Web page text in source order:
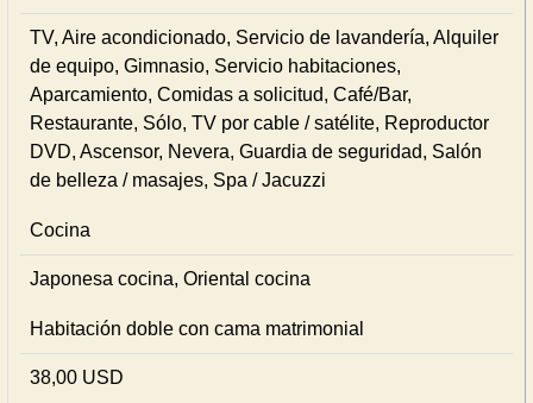
TV, Aire acondicionado, Servicio de lavandería, Alquiler
de equipo, Gimnasio, Servicio habitaciones,
Aparcamiento, Comidas a solicitud, Café/Bar,
Restaurante, Sólo, TV por cable / satélite, Reproductor
DVD, Ascensor, Nevera, Guardia de seguridad, Salón
de belleza / masajes, Spa / Jacuzzi
Cocina
Japonesa cocina, Oriental cocina
Habitación doble con cama matrimonial
38,00 USD